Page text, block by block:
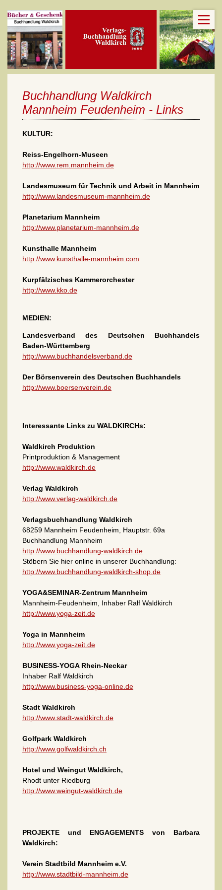
Buchhandlung Waldkirch
Mannheim Feudenheim - Links
KULTUR:
Reiss-Engelhorn-Museen
http://www.rem.mannheim.de
Landesmuseum für Technik und Arbeit in Mannheim
http://www.landesmuseum-mannheim.de
Planetarium Mannheim
http://www.planetarium-mannheim.de
Kunsthalle Mannheim
http://www.kunsthalle-mannheim.com
Kurpfälzisches Kammerorchester
http://www.kko.de
MEDIEN:
Landesverband des Deutschen Buchhandels
Baden-Württemberg
http://www.buchhandelsverband.de
Der Börsenverein des Deutschen Buchhandels
http://www.boersenverein.de
Interessante Links zu WALDKIRCHs:
Waldkirch Produktion
Printproduktion & Management
http://www.waldkirch.de
Verlag Waldkirch
http://www.verlag-waldkirch.de
Verlagsbuchhandlung Waldkirch
68259 Mannheim Feudenheim, Hauptstr. 69a
Buchhandlung Mannheim
http://www.buchhandlung-waldkirch.de
Stöbern Sie hier online in unserer Buchhandlung:
http://www.buchhandlung-waldkirch-shop.de
YOGA&SEMINAR-Zentrum Mannheim
Mannheim-Feudenheim, Inhaber Ralf Waldkirch
http://www.yoga-zeit.de
Yoga in Mannheim
http://www.yoga-zeit.de
BUSINESS-YOGA Rhein-Neckar
Inhaber Ralf Waldkirch
http://www.business-yoga-online.de
Stadt Waldkirch
http://www.stadt-waldkirch.de
Golfpark Waldkirch
http://www.golfwaldkirch.ch
Hotel und Weingut Waldkirch,
Rhodt unter Riedburg
http://www.weingut-waldkirch.de
PROJEKTE und ENGAGEMENTS von Barbara
Waldkirch:
Verein Stadtbild Mannheim e.V.
http://www.stadtbild-mannheim.de